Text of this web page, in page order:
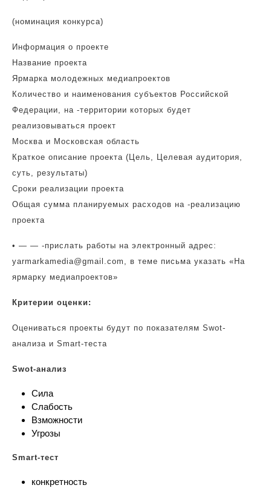
(номинация конкурса)
Информация о проекте
Название проекта
Ярмарка молодежных медиапроектов
Количество и наименования субъектов Российской
Федерации, на -территории которых будет
реализовываться проект
Москва и Московская область
Краткое описание проекта (Цель, Целевая аудитория,
суть, результаты)
Сроки реализации проекта
Общая сумма планируемых расходов на -реализацию
проекта
• — — -прислать работы на электронный адрес:
yarmarkamedia@gmail.com , в теме письма указать «На
ярмарку медиапроектов»
Критерии оценки:
Оцениваться проекты будут по показателям Swot-
анализа и Smart-теста
Swot-анализ
Сила
Слабость
Взможности
Угрозы
Smart-тест
конкретность